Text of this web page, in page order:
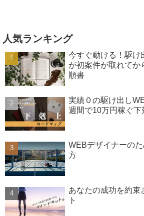
人気ランキング
今すぐ動ける！駆け
が初案件が取れてか
順書
実績０の駆け出し
週間で10万円稼ぐ
WEBデザイナーの
方
あなたの成功を約束
ト